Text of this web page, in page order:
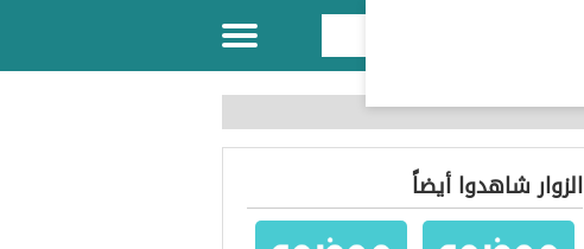
الزوار شاهدوا أيضاً